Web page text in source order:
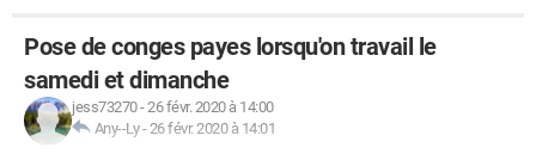
Pose de conges payes lorsqu'on travail le
samedi et dimanche
jess73270-26 févr. 2020 à 14:00
Any--Ly-26 févr. 2020 à 14:01